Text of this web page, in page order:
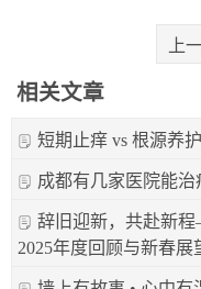
上
相关文章
短期止痒 vs 根源养
成都有几家医院能治
辞旧迎新，共赴新
2025年度回顾与新春展